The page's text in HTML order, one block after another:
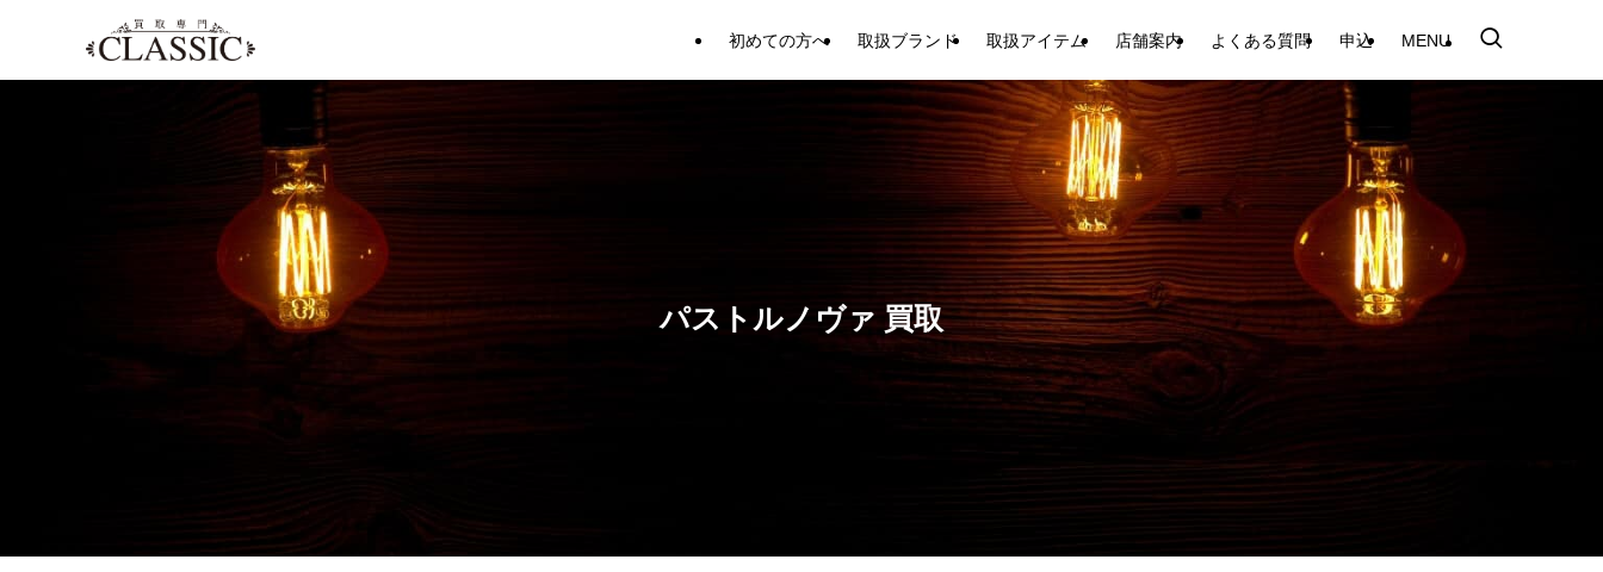
初めての方へ 取扱ブランド 取扱アイテム 店舗案内 よくある質問 申込 MENU
パストルノヴァ 買取